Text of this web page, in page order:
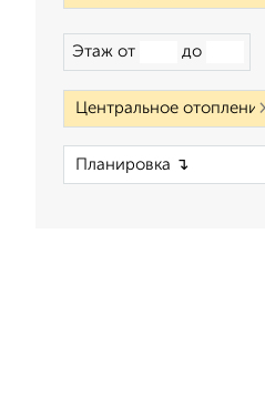
Этаж от до